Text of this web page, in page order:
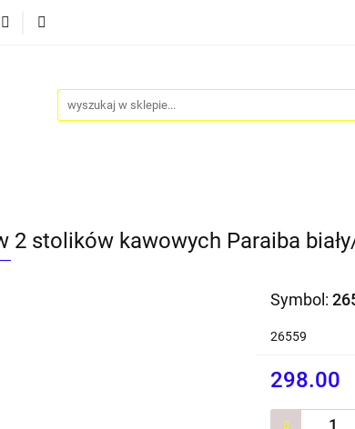
AKCESORIA
2 stolików kawowych Paraiba
Symbol:
26559
298.00